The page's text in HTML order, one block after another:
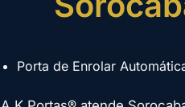
Porta de Enrolar